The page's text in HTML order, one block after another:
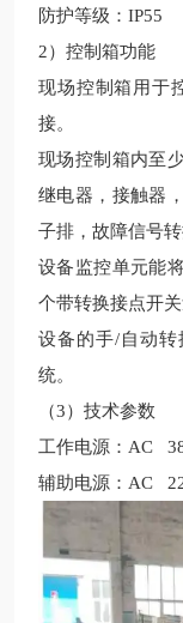
防护等级： IP55
2） 控制箱功能
现场控制箱用于
接。
现场控制箱内至
继电器，接触器
子排，故障信号转
设备监控单元能
个带转换接点开关
设备的手/自动
统。
（3）技术参数
工作电源： AC
辅助电源： AC